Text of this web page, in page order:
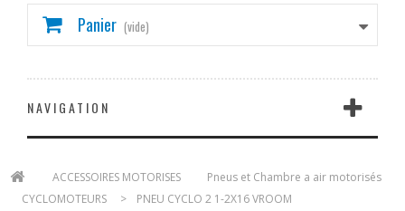
Panier (vide)
NAVIGATION
ACCESSOIRES MOTORISES
Pneus et Chambre a air motorisés
CYCLOMOTEURS > PNEU CYCLO 2 1-2X16 VROOM